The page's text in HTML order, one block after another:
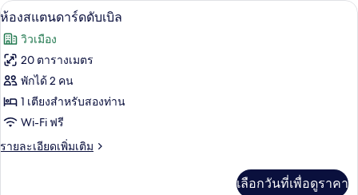
เปิด
ภาพถ่าย
ทั้งหมด
ของ
ห้อง
สแตนดาร์ด
ดับเบิล
ห้องสแตนดาร์ดดับเบิล | 1 ห้องนอน, โต๊
8
ห้องสแตนดาร์ดดับเบิล
วิวเมือง
20 ตารางเมตร
พักได้ 2 คน
1 เตียงสำหรับสองท่าน
Wi-Fi ฟรี
รายละเอียดเพิ่มเติม
ราย
เลือกวันที่เพื่อดูราคา